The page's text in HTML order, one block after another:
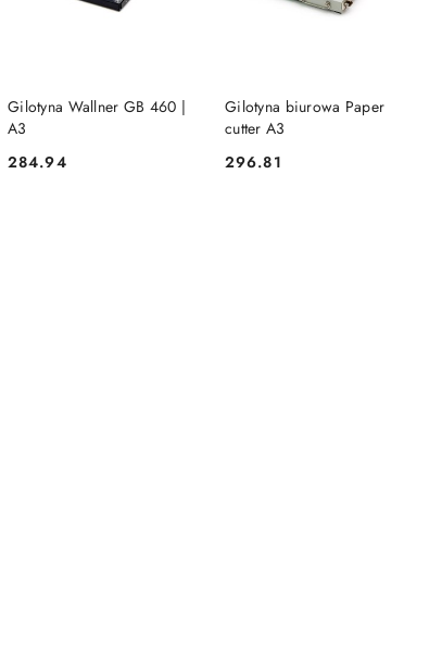
Gilotyna Wallner GB 460 |
A3
Cena:
284.94
DO KOSZYKA
Gilotyna biurowa Paper
cutter A3
Cena:
296.81
DO KOSZYKA